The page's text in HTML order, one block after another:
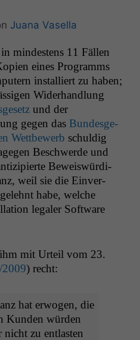
Juana Vasella
min­destens 11 Fällen
eines Pro­gramms
instal­liert zu haben;
Wider­hand­lung
und der
gegen das Bun­des­ge­
Wet­tbe­werb schuldig
Beschw­erde und
Beweiswürdi­
weil sie die Ein­ver­
habe, welche
legaler Soft­ware
mit Urteil vom 23.
/2009) recht:
hat erwogen, die
Kun­den wür­den
nicht zu ent­las­ten